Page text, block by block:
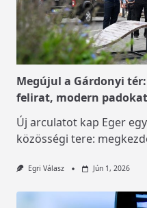
Megújul a Gárdonyi
felirat, modern
Új arculatot kap Eger
közösségi tere:
Egri Válasz Jún 1, 2026